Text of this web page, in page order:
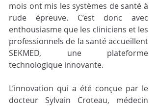
mois ont mis les systèmes de santé à
rude épreuve. C’est donc avec
enthousiasme que les cliniciens et les
professionnels de la santé accueillent
SEKMED, une plateforme
technologique innovante.
L’innovation qui a été conçue par le
docteur Sylvain Croteau, médecin